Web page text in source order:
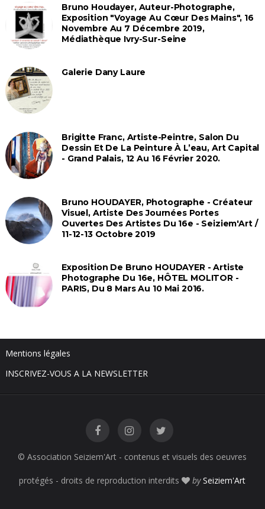
Bruno Houdayer, Auteur-Photographe,
Exposition "Voyage Au Cœur Des Mains", 16
Novembre Au 7 Décembre 2019,
Médiathèque Ivry-Sur-Seine
Galerie Dany Laure
Brigitte Franc, Artiste-Peintre, Salon Du
Dessin Et De La Peinture À L’eau, Art Capital
- Grand Palais, 12 Au 16 Février 2020.
Bruno HOUDAYER, Photographe - Créateur
Visuel, Artiste Des Journées Portes
Ouvertes Des Artistes Du 16e - Seiziem'Art /
11-12-13 Octobre 2019
Exposition De Bruno HOUDAYER - Artiste
Photographe Du 16e, HÔTEL MOLITOR -
PARIS, Du 8 Mars Au 10 Mai 2016.
Mentions légales
INSCRIVEZ-VOUS A LA NEWSLETTER
© Association Seiziem'Art - contenus et visuels des oeuvres
protégés - droits de reproduction interdits by Seiziem'Art